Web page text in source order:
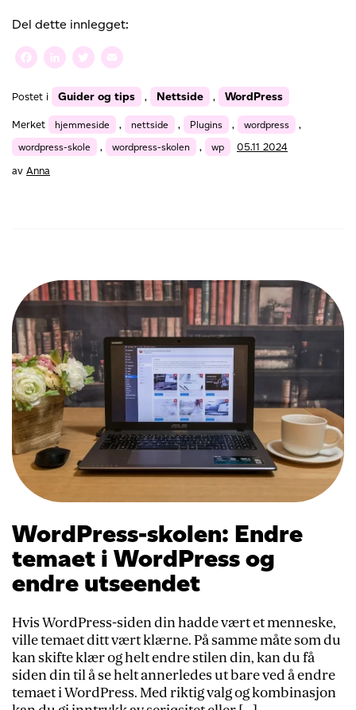
Flere
funksjoner
med
plugins
WordPress
Del dette innlegget:
Facebook
LinkedIn
Twitter
Postet i Guider og tips , Nettside , WordPress
Merket hjemmeside , nettside , Plugins , wordpress
,
wordpress-skole
, wordpress-skolen , wp
05.11 2024
av Anna
WordPress-skolen: Endre
temaet i WordPress og
endre utseendet
Hvis WordPress-siden din hadde vært et menneske,
ville temaet ditt vært klærne. På samme måte som du
kan skifte klær og helt endre stilen din, kan du få
siden din til å se helt annerledes ut bare ved å endre
temaet i WordPress. Med riktig valg og kombinasjon